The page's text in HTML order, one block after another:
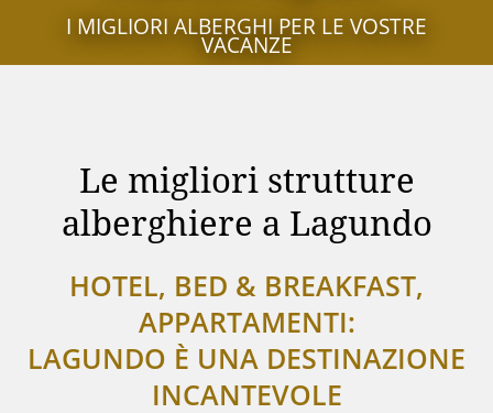
I MIGLIORI ALBERGHI PER LE VOSTRE
VACANZE
Le migliori strutture
alberghiere a Lagundo
HOTEL, BED & BREAKFAST,
APPARTAMENTI:
LAGUNDO È UNA DESTINAZIONE
INCANTEVOLE